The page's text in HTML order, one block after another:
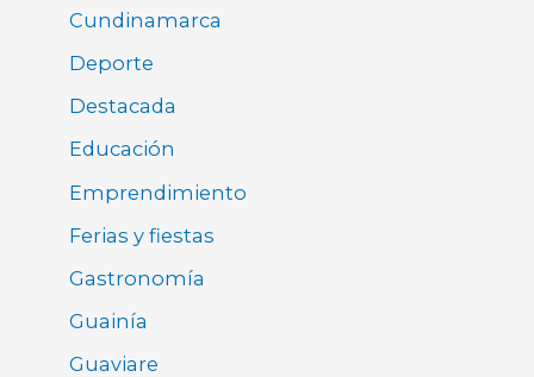
Cundinamarca
Deporte
Destacada
Educación
Emprendimiento
Ferias y fiestas
Gastronomía
Guainía
Guaviare